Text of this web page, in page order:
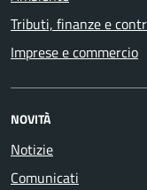
Tributi, finanze e
Imprese e commercio
NOVITÀ
Notizie
Comunicati